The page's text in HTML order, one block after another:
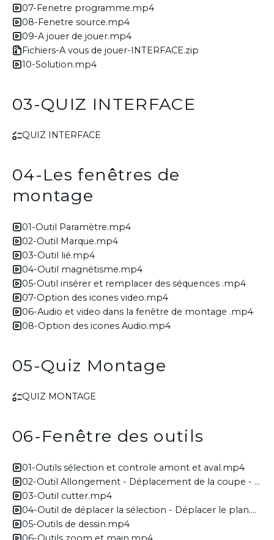
07-Fenetre programme.mp4
08-Fenetre source.mp4
09-A jouer de jouer.mp4
Fichiers-A vous de jouer-INTERFACE.zip
10-Solution.mp4
03-QUIZ INTERFACE
QUIZ INTERFACE
04-Les fenêtres de
montage
01-Outil Paramètre.mp4
02-Outil Marque.mp4
03-Outil lié.mp4
04-Outil magnétisme.mp4
05-Outil insérer et remplacer des séquences .mp4
07-Option des icones video.mp4
06-Audio et video dans la fenêtre de montage .mp4
08-Option des icones Audio.mp4
05-Quiz Montage
QUIZ MONTAGE
06-Fenêtre des outils
01-Outils sélection et controle amont et aval.mp4
02-Outil Allongement - Déplacement de la coupe - modification de la vitesse.mp4
03-Outil cutter.mp4
04-Outil de déplacer la sélection - Déplacer le plan.mp4
05-Outils de dessin.mp4